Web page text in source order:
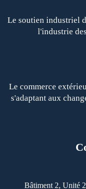
Le soutien industriel
l'industrie
Le commerce
s'adaptant aux
Bâtiment 2, Unité